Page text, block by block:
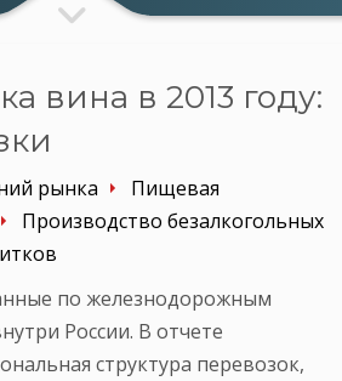
вина в 2013 году:
рынка
Пищевая
Производство безалкогольных
по железнодорожным
России. В отчете
структура перевозок,